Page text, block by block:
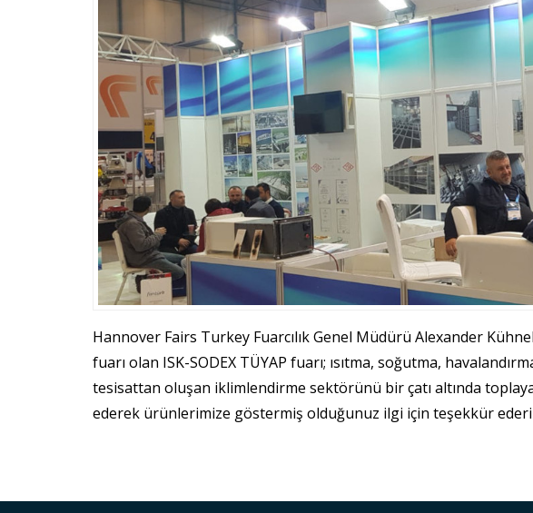
Hannover Fairs Turkey Fuarcılık Genel Müdürü Alexander
fuarı olan ISK-SODEX TÜYAP fuarı; ısıtma, soğutma,
tesisattan oluşan iklimlendirme sektörünü bir çatı altında
ederek ürünlerimize göstermiş olduğunuz ilgi için teşekkür